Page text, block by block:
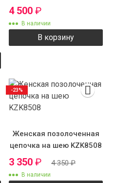
4 500 ₽
В наличии
В корзину
Женская позолоченная
цепочка на шею KZK8508
3 350 ₽ 4 350₽
В наличии
-23%